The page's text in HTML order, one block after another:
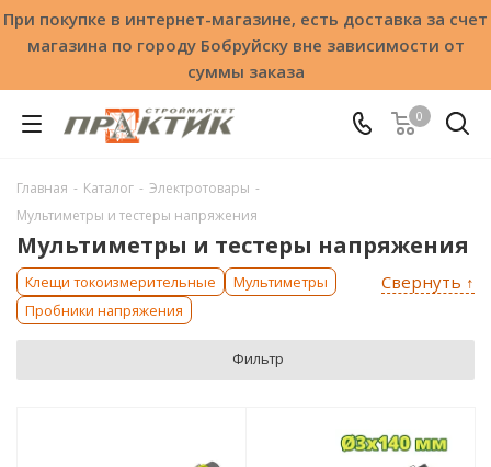
При покупке в интернет-магазине, есть доставка за счет
магазина по городу Бобруйску вне зависимости от
суммы заказа
0
Главная - Каталог - Электротовары -
Мультиметры и тестеры напряжения
Мультиметры и тестеры напряжения
Свернуть ↑
Клещи токоизмерительные
Мультиметры
Пробники напряжения
Фильтр